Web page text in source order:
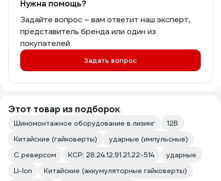
Нужна помощь?
Задайте вопрос – вам ответит наш эксперт,
представитель бренда или один из
покупателей
Задать вопрос
Этот товар из подборок
Шиномонтажное оборудование в лизинг
12В
Китайские (гайковерты)
ударные (импульсные)
С реверсом
КСР: 28.24.12.91.21.22-514
ударные
Li-Ion
Китайские (аккумуляторные гайковерты)